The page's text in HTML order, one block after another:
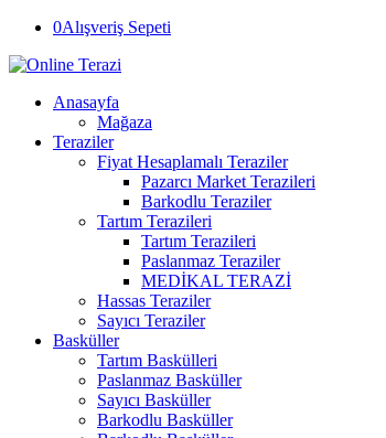
0Alışveriş Sepeti
Anasayfa
Mağaza
Teraziler
Fiyat Hesaplamalı Teraziler
Pazarcı Market Terazileri
Barkodlu Teraziler
Tartım Terazileri
Tartım Terazileri
Paslanmaz Teraziler
MEDİKAL TERAZİ
Hassas Teraziler
Sayıcı Teraziler
Basküller
Tartım Baskülleri
Paslanmaz Basküller
Sayıcı Basküller
Barkodlu Basküller